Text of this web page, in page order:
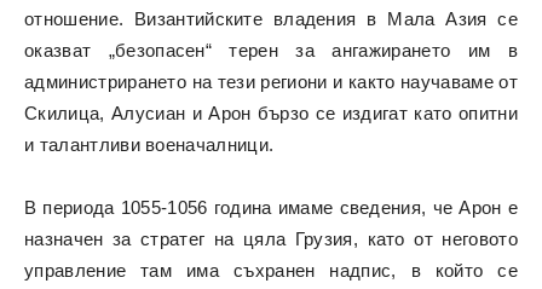
отношение. Византийските владения в Мала Азия се
оказват „безопасен“ терен за ангажирането им в
администрирането на тези региони и както научаваме от
Скилица, Алусиан и Арон бързо се издигат като опитни
и талантливи военачалници.
В периода 1055-1056 година имаме сведения, че Арон е
назначен за стратег на цяла Грузия, като от неговото
управление там има съхранен надпис, в който се